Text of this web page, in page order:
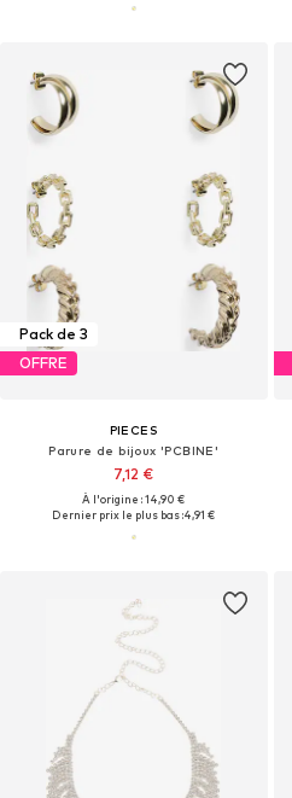
Pack de 3
OFFRE
PIECES
Parure de bijoux 'PCBINE'
7,12 €
À l'origine : 14,90 €
Dernier prix le plus bas :4,91 €